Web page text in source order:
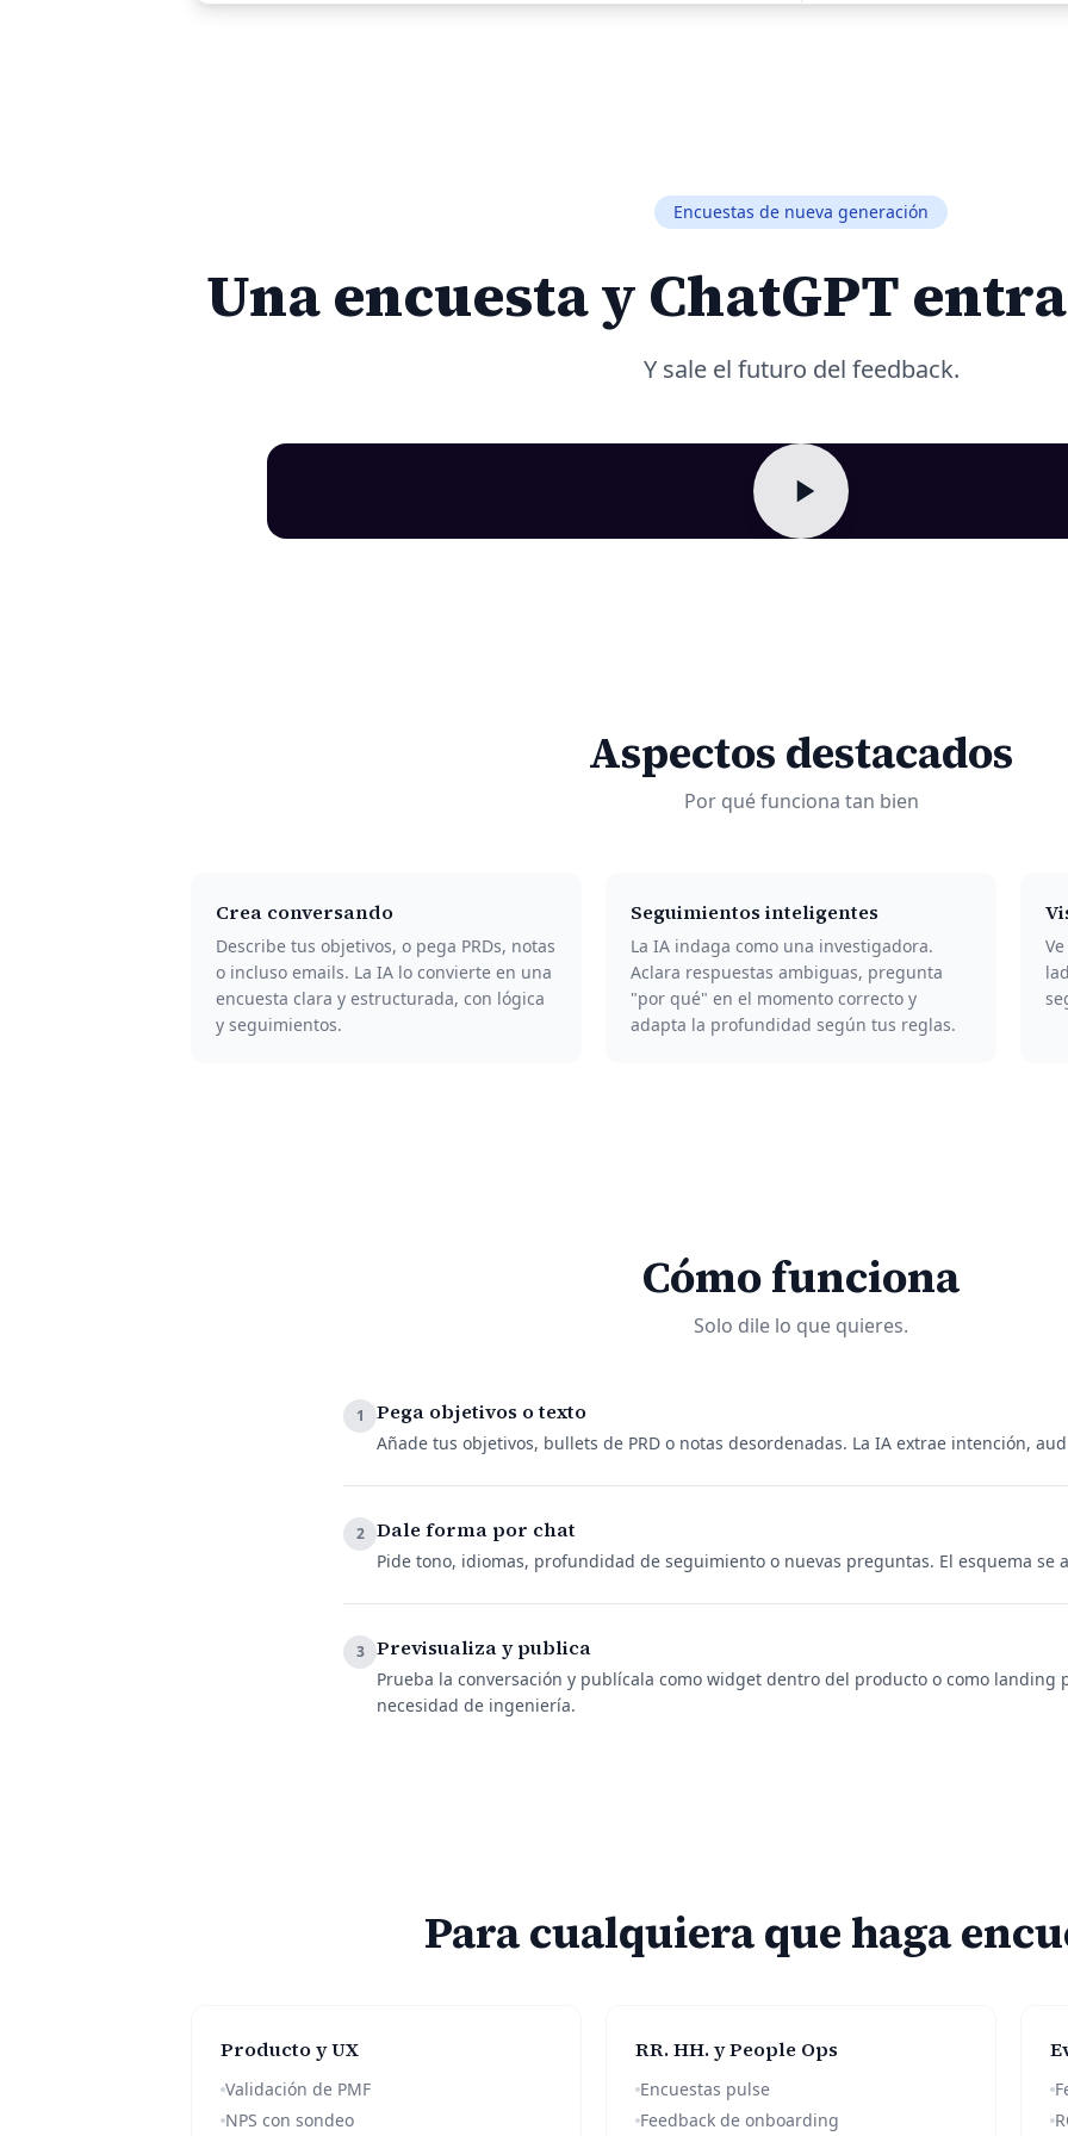
Encuestas de nueva generación
Una encuesta y ChatGPT
Y sale el futuro del feedback.
Aspectos destacados
Por qué funciona tan bien
Crea conversando
Describe tus objetivos, o pega PRDs, notas
o incluso emails. La IA lo convierte en una
encuesta clara y estructurada, con lógica
y seguimientos.
Seguimientos inteligentes
La IA indaga como una investigadora.
Aclara respuestas ambiguas, pregunta
"por qué" en el momento correcto y
adapta la profundidad según tus reglas.
Cómo funciona
Solo dile lo que quieres.
1 Pega objetivos o texto
Añade tus objetivos, bullets de PRD o notas desordenadas. La IA extrae intención,
2 Dale forma por chat
Pide tono, idiomas, profundidad de seguimiento o nuevas preguntas. El esquema se
3 Previsualiza y publica
Prueba la conversación y publícala como widget dentro del producto o como landing
necesidad de ingeniería.
Para cualquiera que haga
Producto y UX
Validación de PMF
NPS con sondeo
RR. HH. y People Ops
Encuestas pulse
Feedback de onboarding